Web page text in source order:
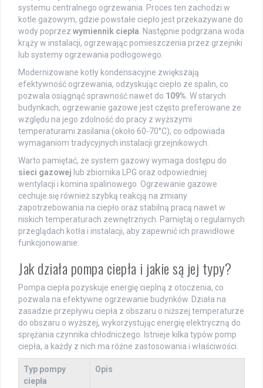
systemu centralnego ogrzewania. Proces ten zachodzi w
kotle gazowym, gdzie powstałe ciepło jest przekazywane do
wody poprzez wymiennik ciepła. Następnie podgrzana woda
krąży w instalacji, ogrzewając pomieszczenia przez grzejniki
lub systemy ogrzewania podłogowego.
Modernizowane kotły kondensacyjne zwiększają
efektywność ogrzewania, odzyskując ciepło ze spalin, co
pozwala osiągnąć sprawność nawet do 109%. W starych
budynkach, ogrzewanie gazowe jest często preferowane ze
względu na jego zdolność do pracy z wyższymi
temperaturami zasilania (około 60-70°C), co odpowiada
wymaganiom tradycyjnych instalacji grzejnikowych.
Warto pamiętać, że system gazowy wymaga dostępu do
sieci gazowej lub zbiornika LPG oraz odpowiedniej
wentylacji i komina spalinowego. Ogrzewanie gazowe
cechuje się również szybką reakcją na zmiany
zapotrzebowania na ciepło oraz stabilną pracą nawet w
niskich temperaturach zewnętrznych. Pamiętaj o regularnych
przeglądach kotła i instalacji, aby zapewnić ich prawidłowe
funkcjonowanie.
Jak działa pompa ciepła i jakie są jej typy?
Pompa ciepła pozyskuje energię cieplną z otoczenia, co
pozwala na efektywne ogrzewanie budynków. Działa na
zasadzie przepływu ciepła z obszaru o niższej temperaturze
do obszaru o wyższej, wykorzystując energię elektryczną do
sprężania czynnika chłodniczego. Istnieje kilka typów pomp
ciepła, a każdy z nich ma różne zastosowania i właściwości.
Typ pompy
ciepła
Opis